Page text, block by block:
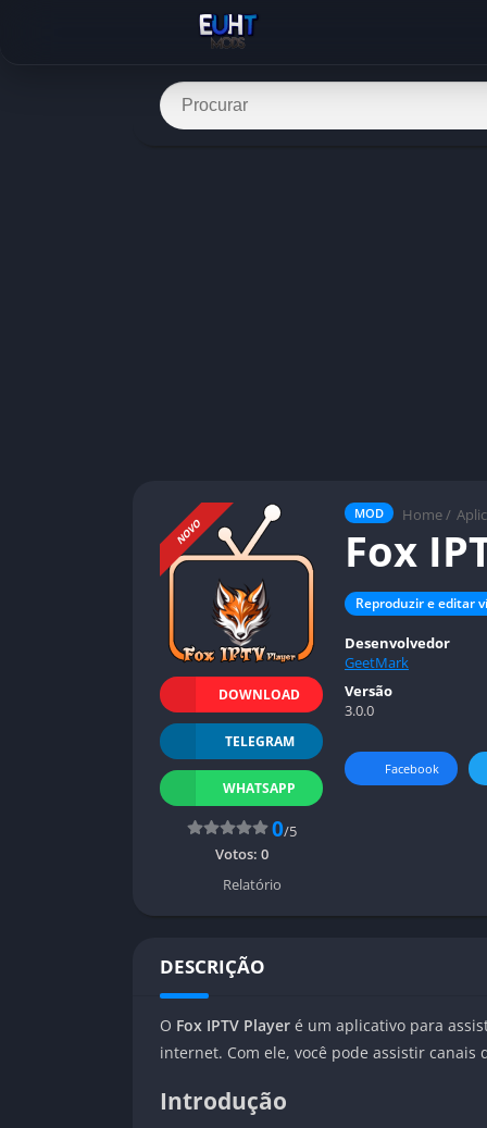
MOD Home /
Fox
Reproduzir e editar
NOVO
DOWNLOAD
TELEGRAM
WHATSAPP
0/5
Votos: 0
Relatório
Desenvolvedor
GeetMark
Versão
3.0.0
Facebook
DESCRIÇÃO
O Fox IPTV Player é um aplicativo para
internet. Com ele, você pode assistir
Introdução